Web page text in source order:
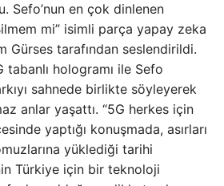
Sefo’nun en çok dinlenen
mi” isimli parça yapay zeka
Gürses tarafından seslendirildi.
tabanlı hologramı ile Sefo
sahnede birlikte söyleyerek
anlar yaşattı. “5G herkes için
yaptığı konuşmada, asırları
yüklediği tarihi
Türkiye için bir teknoloji